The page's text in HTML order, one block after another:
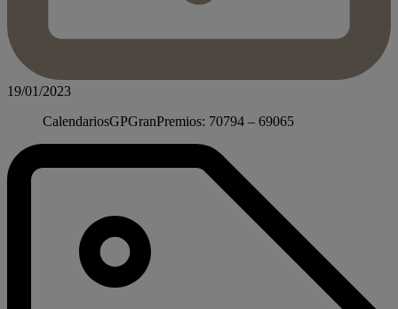
19/01/2023
CalendariosGPGranPremios: 70794 – 69065